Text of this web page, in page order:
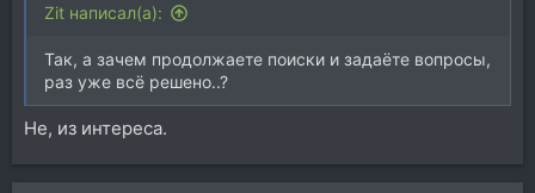
Zit написал(а):
Так, а зачем продолжаете поиски и задаёте вопросы,
раз уже всё решено..?
Не, из интереса.